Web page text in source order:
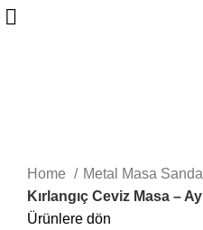
Home
Metal Masa
Kırlangıç Ceviz Masa –
Ürünlere dön